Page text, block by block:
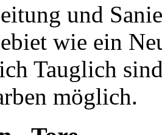
und
wie ein
Tauglich
möglich.